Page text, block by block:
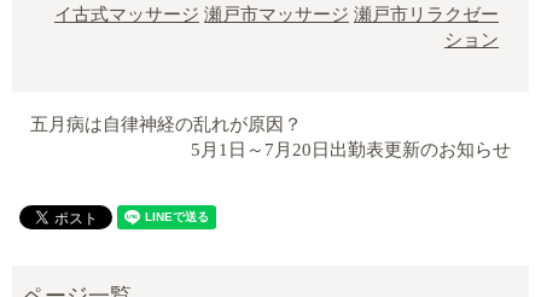
イ古式マッサージ 瀬戸市マッサージ 瀬戸市リラクゼー
ション
五月病は自律神経の乱れが原因？
5月1日～7月20日出勤表更新のお知らせ